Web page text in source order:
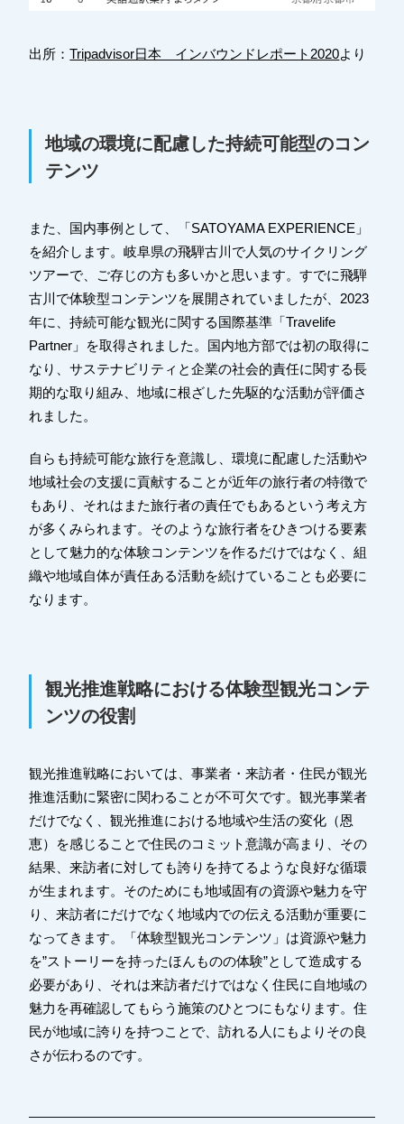
出所：Tripadvisor日本 インバウンドレポート2020より
地域の環境に配慮した持続可能型のコン
テンツ
また、国内事例として、「SATOYAMA EXPERIENCE」
を紹介します。岐阜県の飛騨古川で人気のサイクリング
ツアーで、ご存じの方も多いかと思います。すでに飛騨
古川で体験型コンテンツを展開されていましたが、2023
年に、持続可能な観光に関する国際基準「Travelife
Partner」を取得されました。国内地方部では初の取得に
なり、サステナビリティと企業の社会的責任に関する長
期的な取り組み、地域に根ざした先駆的な活動が評価さ
れました。
自らも持続可能な旅行を意識し、環境に配慮した活動や
地域社会の支援に貢献することが近年の旅行者の特徴で
もあり、それはまた旅行者の責任でもあるという考え方
が多くみられます。そのような旅行者をひきつける要素
として魅力的な体験コンテンツを作るだけではなく、組
織や地域自体が責任ある活動を続けていることも必要に
なります。
観光推進戦略における体験型観光コンテ
ンツの役割
観光推進戦略においては、事業者・来訪者・住民が観光
推進活動に緊密に関わることが不可欠です。観光事業者
だけでなく、観光推進における地域や生活の変化（恩
恵）を感じることで住民のコミット意識が高まり、その
結果、来訪者に対しても誇りを持てるような良好な循環
が生まれます。そのためにも地域固有の資源や魅力を守
り、来訪者にだけでなく地域内での伝える活動が重要に
なってきます。「体験型観光コンテンツ」は資源や魅力
を”ストーリーを持ったほんものの体験”として造成する
必要があり、それは来訪者だけではなく住民に自地域の
魅力を再確認してもらう施策のひとつにもなります。住
民が地域に誇りを持つことで、訪れる人にもよりその良
さが伝わるのです。